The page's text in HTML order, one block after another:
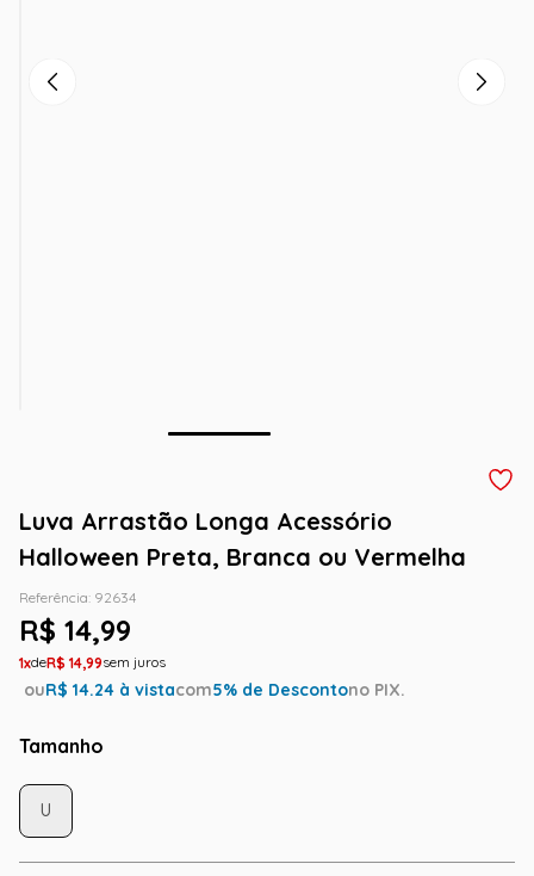
Luva Arrastão Longa Acessório
Halloween Preta, Branca ou Vermelha
Referência: 92634
R$ 14,99
1 R$ 14,99
ouR$ 14.24 à vistacom5% de Descontono PIX.
Tamanho
U